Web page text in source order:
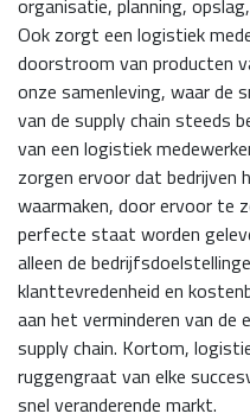
organisatie, planning,
Ook zorgt een logistiek
doorstroom van producten
onze samenleving, waar de
van de supply chain steeds
van een logistiek
zorgen ervoor dat bedrijven
waarmaken, door ervoor te
perfecte staat worden
alleen de
klanttevredenheid en
aan het verminderen van de
supply chain. Kortom,
ruggengraat van elke
snel veranderende markt.